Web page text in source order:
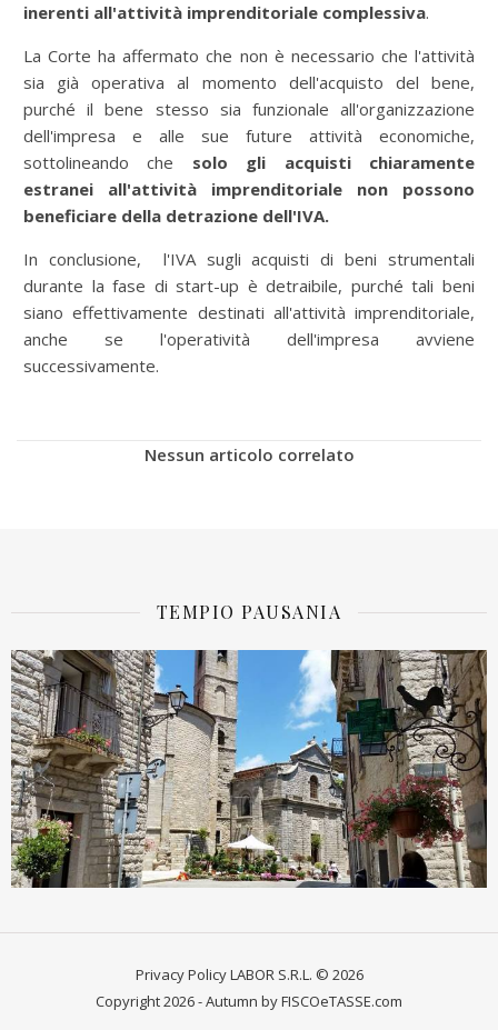
inerenti all'attività imprenditoriale complessiva.
La Corte ha affermato che non è necessario che l'attività
sia già operativa al momento dell'acquisto del bene,
purché il bene stesso sia funzionale all'organizzazione
dell'impresa e alle sue future attività economiche,
sottolineando che solo gli acquisti chiaramente
estranei all'attività imprenditoriale non possono
beneficiare della detrazione dell'IVA.
In conclusione, l'IVA sugli acquisti di beni strumentali
durante la fase di start-up è detraibile, purché tali beni
siano effettivamente destinati all'attività imprenditoriale,
anche se l'operatività dell'impresa avviene
successivamente.
Nessun articolo correlato
TEMPIO PAUSANIA
Privacy PolicyLABOR S.R.L. © 2026
Copyright 2026 - Autumn by FISCOeTASSE.com